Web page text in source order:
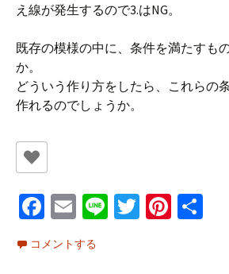
え線が発生するので3.はNG。
既存の模様の中に、条件を満たすも
か。
どういう作り方をしたら、これらの
作れるのでしょうか。
Fa
ce
b
E
m
ai
Li T
Pi
コメントする